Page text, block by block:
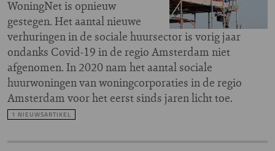
WoningNet is opnieuw
gestegen. Het aantal nieuwe
verhuringen in de sociale huursector is vorig jaar
ondanks Covid-19 in de regio Amsterdam niet
afgenomen. In 2020 nam het aantal sociale
huurwoningen van woningcorporaties in de regio
Amsterdam voor het eerst sinds jaren licht toe.
1 NIEUWSARTIKEL